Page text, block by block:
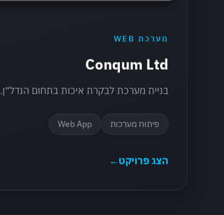
מערכת WEB
Conqum Ltd
בניית מערכת לבקרת איכות בתחום הנדל״ן.
פיתוח מערכות Web App
הצג פרויקט ←